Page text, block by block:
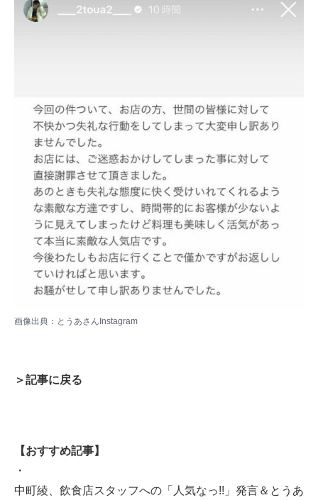
画像出典：とうあさんInstagram
＞記事に戻る
【おすすめ記事】
・
中町綾、飲食店スタッフへの「人気なっ!!」発言＆とうあ